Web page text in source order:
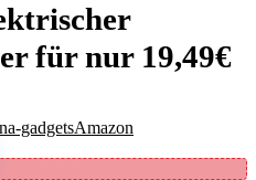
für nur 19,49€
gadgetsAmazon